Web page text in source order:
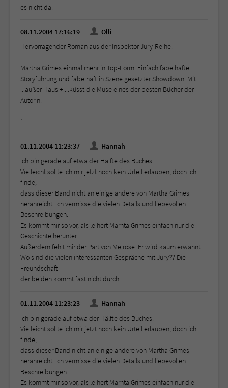
es nicht da.
08.11.2004 17:16:19
Olli
Hervorragender Roman aus der Inspektor Jury-Reihe.
Martha Grimes einmal mehr in Top-Form. Einfach fabelhafte
Storyführung und fabelhaft in Szene gesetzter Showdown. Mit
...außer Haus + ...küsst die Muse eines der besten Bücher der
Autorin.
1
01.11.2004 11:23:37
Hannah
Ich bin gerade auf etwa der Hälfte des Buches.
Vielleicht sollte ich mir jetzt noch kein Urteil erlauben, doch ich
finde,
dass dieser Band nicht an einige andere von Martha Grimes
heranreicht. Ich vermisse die vielen Details und liebevollen
Beschreibungen.
Es kommt mir so vor, als leihert Marhta Grimes einfach nur die
Geschichte herunter.
Außerdem fehlt mir der Part von Melrose. Er wird kaum erwähnt...
Wo sind die vielen interessanten Gespräche mit Jury?? Die
Freundschaft
der beiden kommt fast nicht durch.
01.11.2004 11:23:23
Hannah
Ich bin gerade auf etwa der Hälfte des Buches.
Vielleicht sollte ich mir jetzt noch kein Urteil erlauben, doch ich
finde,
dass dieser Band nicht an einige andere von Martha Grimes
heranreicht. Ich vermisse die vielen Details und liebevollen
Beschreibungen.
Es kommt mir so vor, als leihert Marhta Grimes einfach nur die